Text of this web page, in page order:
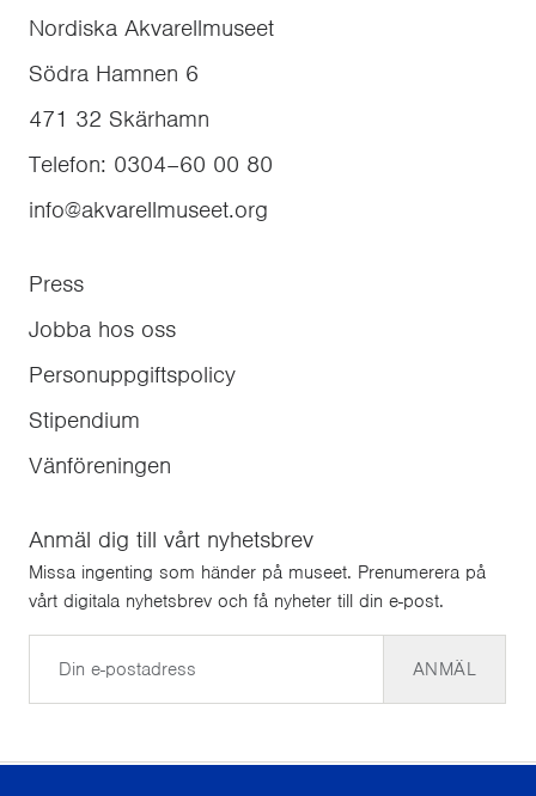
Nordiska Akvarellmuseet
Södra Hamnen 6
471 32 Skärhamn
Telefon: 0304–60 00 80
info@akvarellmuseet.org
Press
Jobba hos oss
Personuppgiftspolicy
Stipendium
Vänföreningen
Anmäl dig till vårt nyhetsbrev
Missa ingenting som händer på museet. Prenumerera på
vårt digitala nyhetsbrev och få nyheter till din e-post.
ANMÄL